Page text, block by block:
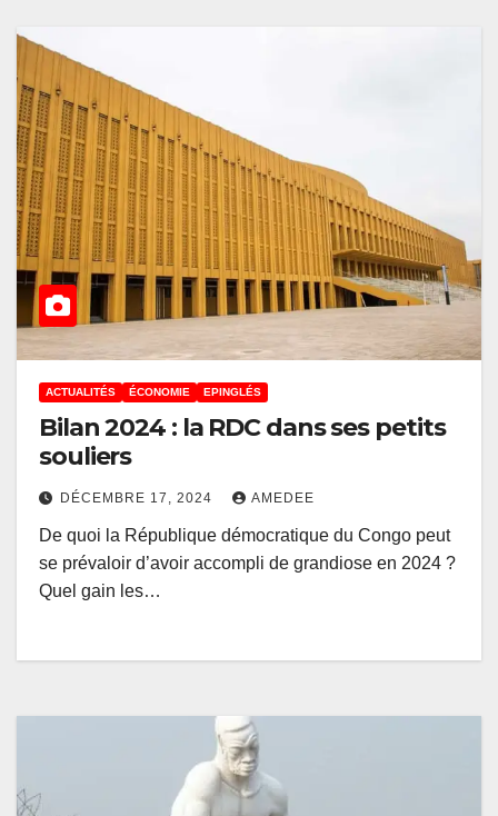
ACTUALITÉS ÉCONOMIE EPINGLÉS
Bilan 2024 : la RDC dans ses petits
souliers
DÉCEMBRE 17, 2024 AMEDEE
De quoi la République démocratique du Congo peut
se prévaloir d’avoir accompli de grandiose en 2024 ?
Quel gain les…